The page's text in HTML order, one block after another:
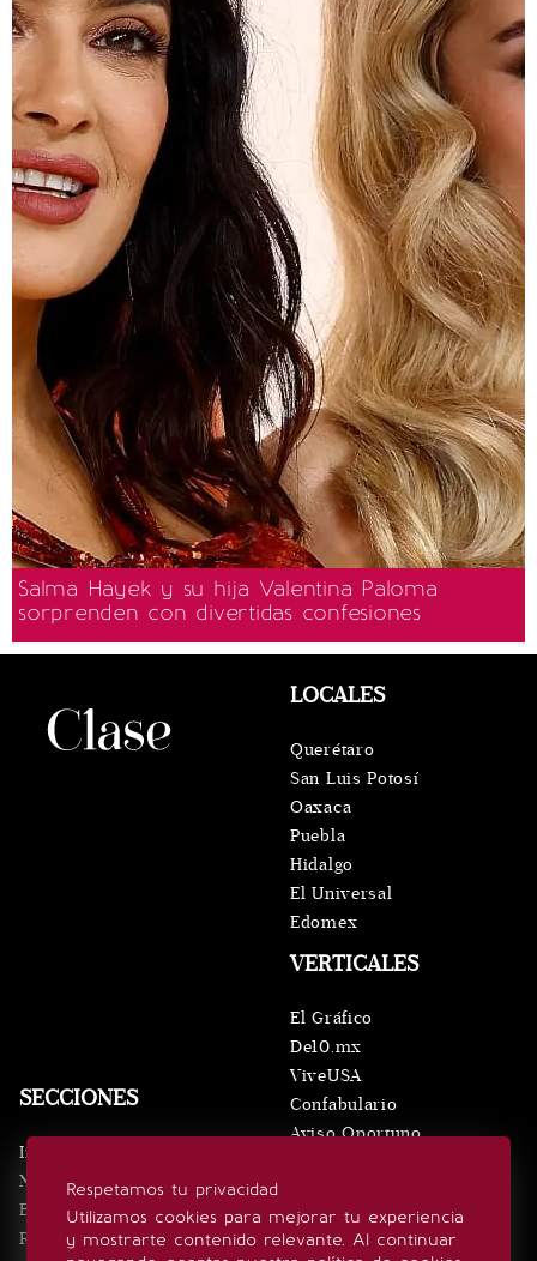
Salma Hayek y su hija Valentina Paloma
sorprenden con divertidas confesiones
Respetamos tu privacidad
Utilizamos cookies para mejorar tu experiencia
y mostrarte contenido relevante. Al continuar
SECCIONES
Inicio
Noticias
Eventos
Realeza
VERTICALES
El Gráfico
De10.mx
ViveUSA
Confabulario
Aviso Oportuno
LOCALES
Querétaro
San Luis Potosí
Oaxaca
Puebla
Hidalgo
El Universal
Edomex